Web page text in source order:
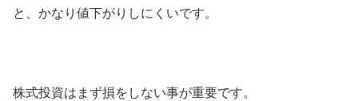
と、かなり値下がりしにくいです。
株式投資はまず損をしない事が重要です。